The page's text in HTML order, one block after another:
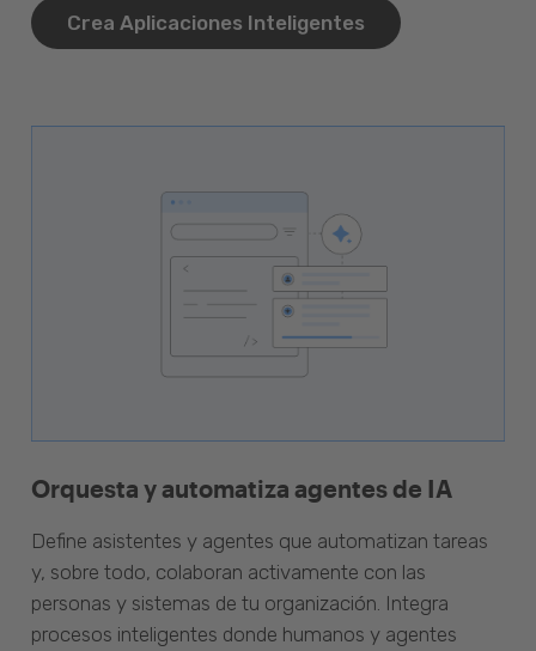
Crea Aplicaciones Inteligentes
Orquesta y automatiza agentes de IA
Define asistentes y agentes que automatizan tareas
y, sobre todo, colaboran activamente con las
personas y sistemas de tu organización. Integra
procesos inteligentes donde humanos y agentes